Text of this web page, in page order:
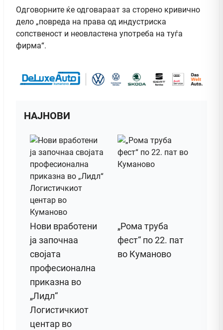
Одговорните ќе одговараат за сторено кривично
дело „повреда на права од индустриска
сопственост и неовластена употреба на туѓа
фирма“.
НАЈНОВИ
Нови вработени
ја започнаа
својата
професионална
приказна во
„Лидл“
Логистичкиот
центар во
„Рома труба
фест“ по 22. пат
во Куманово